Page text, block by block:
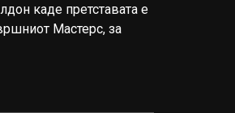
каде претставата е
Мастерс, за